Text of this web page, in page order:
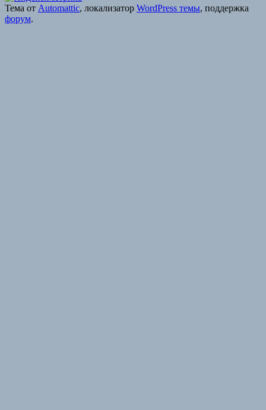
Тема от Automattic, локализатор WordPress темы, поддержка
форум.